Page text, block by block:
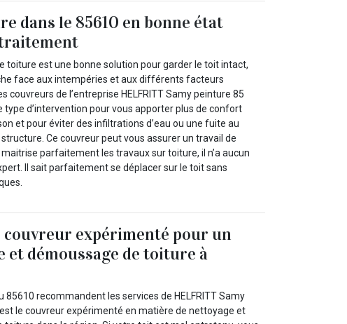
dans le 85610 en bonne état
toiture est une bonne solution pour garder le toit intact,
face aux intempéries et aux différents facteurs
couvreurs de l’entreprise HELFRITT Samy peinture 85
type d’intervention pour vous apporter plus de confort
et pour éviter des infiltrations d’eau ou une fuite au
Ce couvreur peut vous assurer un travail de
maitrise parfaitement les travaux sur toiture, il n’a aucun
Il sait parfaitement se déplacer sur le toit sans
couvreur expérimenté pour un
et démoussage de toiture à
85610 recommandent les services de HELFRITT Samy
le couvreur expérimenté en matière de nettoyage et